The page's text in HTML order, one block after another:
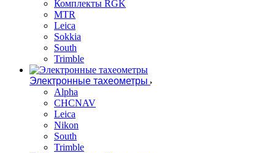
Комплекты RGK
MTR
Leica
Sokkia
South
Trimble
Электронные тахеометры
Alpha
CHCNAV
Leica
Nikon
South
Trimble